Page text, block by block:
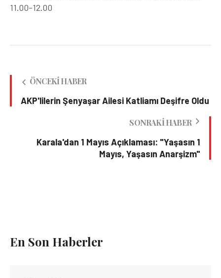
11.00-12.00
ÖNCEKI HABER
AKP'lilerin Şenyaşar Ailesi Katliamı Deşifre Oldu
SONRAKI HABER
Karala'dan 1 Mayıs Açıklaması: "Yaşasın 1
Mayıs, Yaşasın Anarşizm"
En Son Haberler